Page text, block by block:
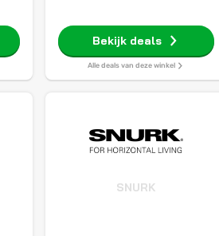
Bekijk deals
Alle deals van deze winkel
SNURK